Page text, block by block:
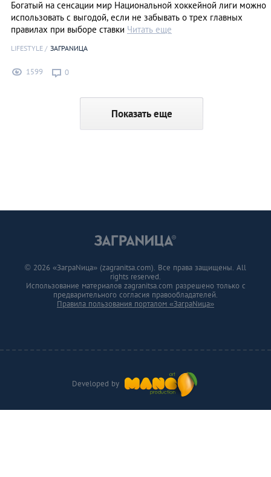
Богатый на сенсации мир Национальной хоккейной лиги можно
использовать с выгодой, если не забывать о трех главных
правилах при выборе ставки Читать еще
LIFESTYLE ЗАГРАNИЦА
1599 0
Показать еще
Developed by
© 2026 «ЗаграNица» (zagranitsa.com). Все права защищены. All
rights reserved.
Использование материалов zagranitsa.com разрешено только с
предварительного согласия правообладателей.
Правила пользования порталом «ЗаграNица»